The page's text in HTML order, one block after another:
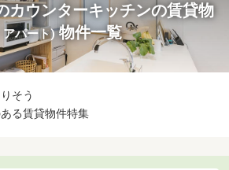
カウンターキッチンの賃貸物
アパート)物件一覧
そう
る賃貸物件特集